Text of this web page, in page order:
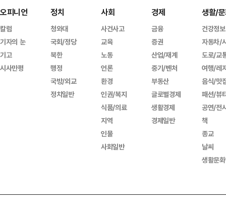
오피니언
칼럼
기자의 눈
기고
시사만평
정치
청와대
국회/정당
북한
행정
국방/외교
정치일반
사회
사건사고
교육
노동
언론
환경
인권/복지
식품/의료
지역
인물
사회일반
경제
금융
증권
산업/재계
중기/벤처
부동산
글로벌경제
생활경제
경제일반
생활/
건강정보
자동차/
도로/교
여행/레
음식/맛
패션/뷰
공연/전
책
종교
날씨
생활문